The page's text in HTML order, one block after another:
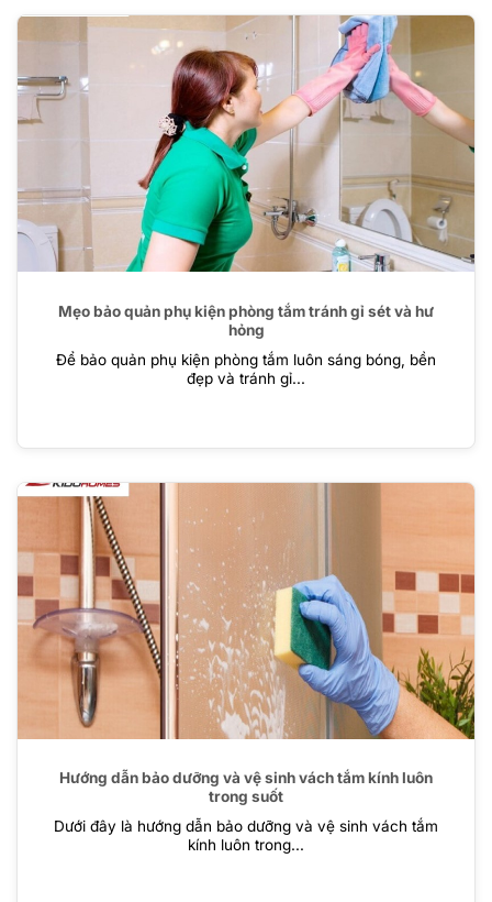
Mẹo bảo quản phụ kiện phòng tắm tránh gỉ sét và hư
hỏng
Để bảo quản phụ kiện phòng tắm luôn sáng bóng, bền
đẹp và tránh gỉ...
Hướng dẫn bảo dưỡng và vệ sinh vách tắm kính luôn
trong suốt
Dưới đây là hướng dẫn bảo dưỡng và vệ sinh vách tắm
kính luôn trong...